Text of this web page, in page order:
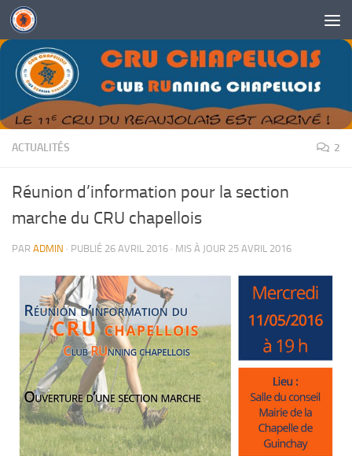
Skip to content
ACTUALITÉS 2
Réunion d’information pour la section
marche du CRU chapellois
PAR ADMIN · PUBLIÉ 26 AVRIL 2016 · MIS À JOUR 25 AVRIL 2016